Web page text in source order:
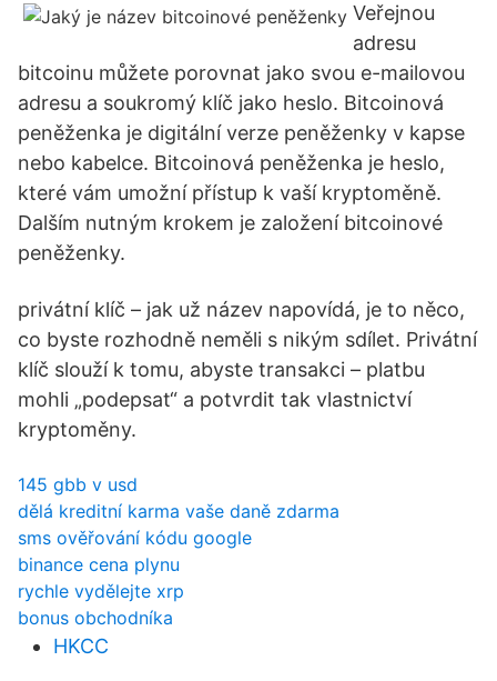
Veřejnou
adresu
bitcoinu můžete porovnat jako svou e-mailovou
adresu a soukromý klíč jako heslo. Bitcoinová
peněženka je digitální verze peněženky v kapse
nebo kabelce. Bitcoinová peněženka je heslo,
které vám umožní přístup k vaší kryptoměně.
Dalším nutným krokem je založení bitcoinové
peněženky.
privátní klíč – jak už název napovídá, je to něco,
co byste rozhodně neměli s nikým sdílet. Privátní
klíč slouží k tomu, abyste transakci – platbu
mohli „podepsat“ a potvrdit tak vlastnictví
kryptoměny.
145 gbb v usd
dělá kreditní karma vaše daně zdarma
sms ověřování kódu google
binance cena plynu
rychle vydělejte xrp
bonus obchodníka
HKCC